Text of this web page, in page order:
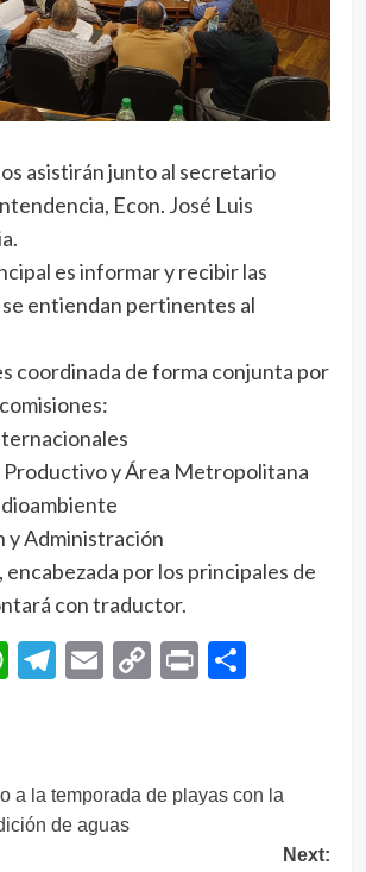
asistirán junto al secretario
Econ. José Luis
es informar y recibir las
entiendan pertinentes al
coordinada de forma conjunta por
y Área Metropolitana
y Administración
encabezada por los principales de
con traductor.
WhatsApp
Telegram
EmailCopy
Print
a la temporada de playas con la
de aguas
Next: